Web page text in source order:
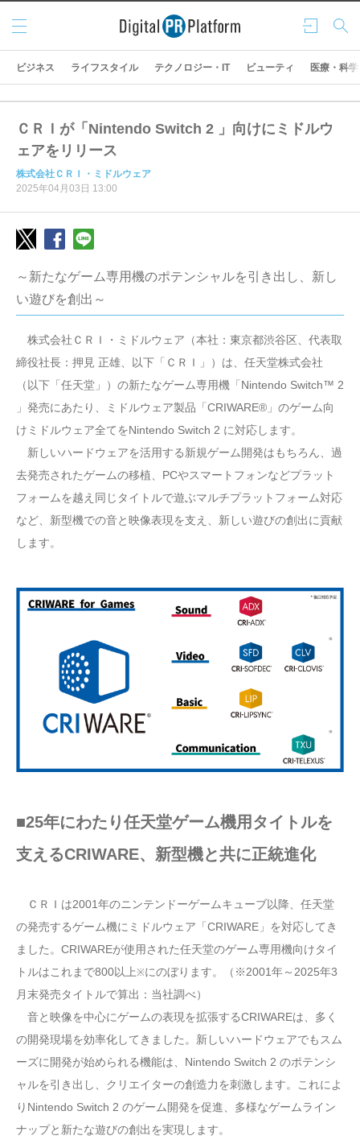
ログ
イン
検索
メニ
ュー
ビジネス ライフスタイル テクノロジー・IT ビューティ 医療・科学
ＣＲＩが「Nintendo Switch 2 」向けにミドルウ
ェアをリリース
株式会社ＣＲＩ・ミドルウェア
2025年04月03日 13:00
～新たなゲーム専用機のポテンシャルを引き出し、新し
い遊びを創出～
株式会社ＣＲＩ・ミドルウェア（本社：東京都渋谷区、代表取
締役社長：押見 正雄、以下「ＣＲＩ」）は、任天堂株式会社
（以下「任天堂」）の新たなゲーム専用機「Nintendo Switch™ 2
」発売にあたり、ミドルウェア製品「CRIWARE®」のゲーム向
けミドルウェア全てをNintendo Switch 2 に対応します。
新しいハードウェアを活用する新規ゲーム開発はもちろん、過
去発売されたゲームの移植、PCやスマートフォンなどプラット
フォームを越え同じタイトルで遊ぶマルチプラットフォーム対応
など、新型機での音と映像表現を支え、新しい遊びの創出に貢献
します。
■25年にわたり任天堂ゲーム機用タイトルを
支えるCRIWARE、新型機と共に正統進化
ＣＲＩは2001年のニンテンドーゲームキューブ以降、任天堂
の発売するゲーム機にミドルウェア「CRIWARE」を対応してき
ました。CRIWAREが使用された任天堂のゲーム専用機向けタイ
トルはこれまで800以上※にのぼります。（※2001年～2025年3
月末発売タイトルで算出：当社調べ）
音と映像を中心にゲームの表現を拡張するCRIWAREは、多く
の開発現場を効率化してきました。新しいハードウェアでもスム
ーズに開発が始められる機能は、Nintendo Switch 2 のポテンシ
ャルを引き出し、クリエイターの創造力を刺激します。これによ
りNintendo Switch 2 のゲーム開発を促進、多様なゲームライン
ナップと新たな遊びの創出を実現します。